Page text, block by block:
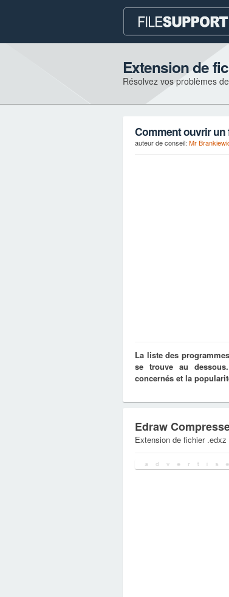
Extension de
Résolvez vos problèmes
Comment ouvrir un
auteur de conseil: Mr
La liste des
se trouve au
concernés et la
Edraw
Extension de fichier .edxz